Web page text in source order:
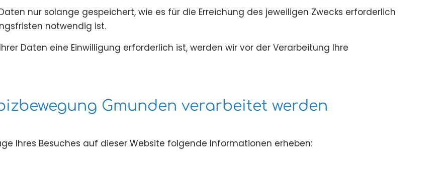
nur solange gespeichert, wie es für die Erreichung des jeweiligen Zwecks erforderlich
notwendig ist.
Daten eine Einwilligung erforderlich ist, werden wir vor der Verarbeitung Ihre
Gmunden verarbeitet werden
Ihres Besuches auf dieser Website folgende Informationen erheben: